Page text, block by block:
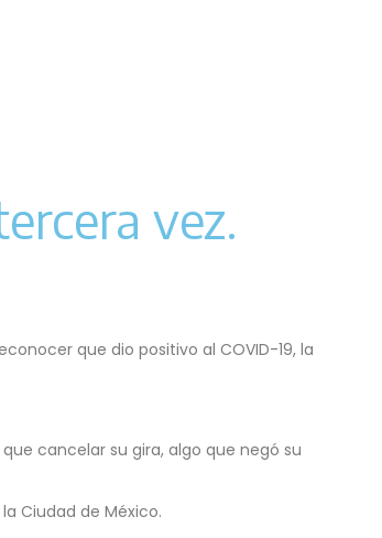
vez.
que dio positivo al COVID-19, la
cancelar su gira, algo que negó su
Ciudad de México.